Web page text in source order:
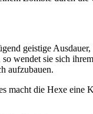
geistige
so wendet sie sich
aufzubauen.
macht die Hexe eine